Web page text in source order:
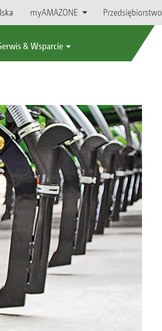
myAMAZONE Przedsiębiorstwo
& Wsparcie